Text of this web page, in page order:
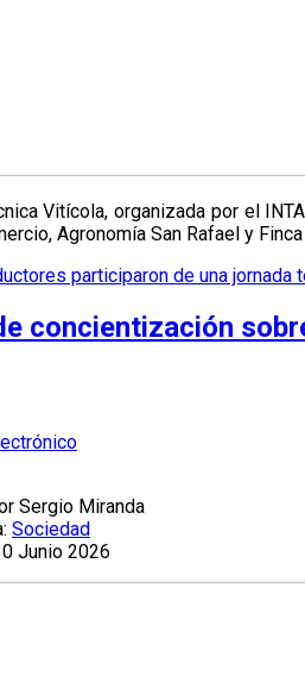
Vitícola, organizada por el
Agronomía San Rafael y
participaron de una jornada
concientización
Sergio Miranda
Sociedad
Junio 2026